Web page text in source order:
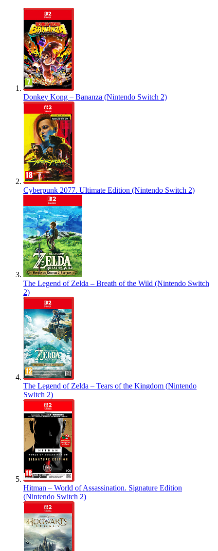
Donkey Kong – Bananza (Nintendo Switch 2)
Cyberpunk 2077. Ultimate Edition (Nintendo Switch 2)
The Legend of Zelda – Breath of the Wild (Nintendo Switch
2)
The Legend of Zelda – Tears of the Kingdom (Nintendo
Switch 2)
Hitman – World of Assassination. Signature Edition
(Nintendo Switch 2)